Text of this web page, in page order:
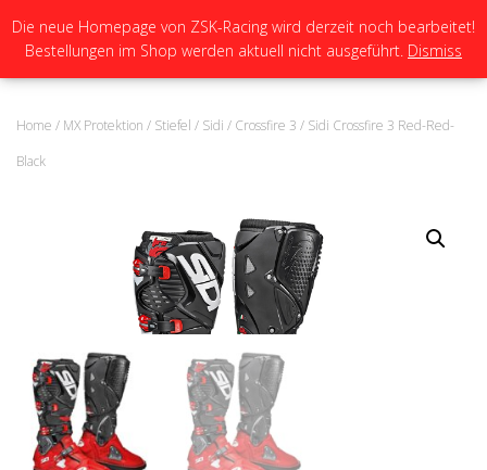
N
A
I
Home / MX Protektion / Stiefel / Sidi / Crossfire 3 / Sidi Crossfire 3 Red-Red-
Black
Die neue Homepage von ZSK-Racing wird derzeit noch bearbeitet!
Bestellungen im Shop werden aktuell nicht ausgeführt. Dismiss